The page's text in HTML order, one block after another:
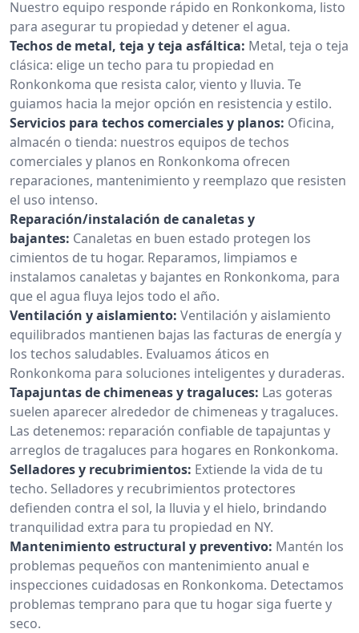
Nuestro equipo responde rápido en Ronkonkoma, listo
para asegurar tu propiedad y detener el agua.
Techos de metal, teja y teja asfáltica: Metal, teja o teja
clásica: elige un techo para tu propiedad en
Ronkonkoma que resista calor, viento y lluvia. Te
guiamos hacia la mejor opción en resistencia y estilo.
Servicios para techos comerciales y planos: Oficina,
almacén o tienda: nuestros equipos de techos
comerciales y planos en Ronkonkoma ofrecen
reparaciones, mantenimiento y reemplazo que resisten
el uso intenso.
Reparación/instalación de canaletas y
bajantes: Canaletas en buen estado protegen los
cimientos de tu hogar. Reparamos, limpiamos e
instalamos canaletas y bajantes en Ronkonkoma, para
que el agua fluya lejos todo el año.
Ventilación y aislamiento: Ventilación y aislamiento
equilibrados mantienen bajas las facturas de energía y
los techos saludables. Evaluamos áticos en
Ronkonkoma para soluciones inteligentes y duraderas.
Tapajuntas de chimeneas y tragaluces: Las goteras
suelen aparecer alrededor de chimeneas y tragaluces.
Las detenemos: reparación confiable de tapajuntas y
arreglos de tragaluces para hogares en Ronkonkoma.
Selladores y recubrimientos: Extiende la vida de tu
techo. Selladores y recubrimientos protectores
defienden contra el sol, la lluvia y el hielo, brindando
tranquilidad extra para tu propiedad en NY.
Mantenimiento estructural y preventivo: Mantén los
problemas pequeños con mantenimiento anual e
inspecciones cuidadosas en Ronkonkoma. Detectamos
problemas temprano para que tu hogar siga fuerte y
seco.